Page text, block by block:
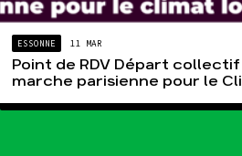
ESSONNE 11 MAR
Point de RDV Départ
marche parisienne pour le